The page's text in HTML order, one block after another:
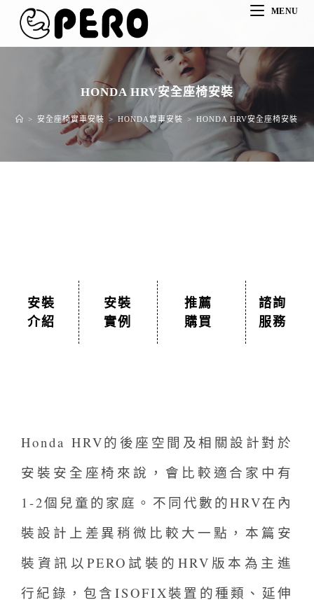
MENU
HONDA HRV安全座椅安裝
> 安全座椅實車安裝 > HONDA實車安裝 > HONDA HRV安全座椅安裝
安裝
介紹
安裝
實例
推薦
購買
諮詢
服務
Honda HRV的後座空間及相關設計對於
安裝安全座椅來說，會比較適合家中有
1-2個兒童的家庭。不同代數的HRV在內
裝設計上差異稍微比較大一點，本篇安
裝資訊以PERO試裝的HRV版本為主進
行紀錄，包含ISOFIX裝置的種類、延伸